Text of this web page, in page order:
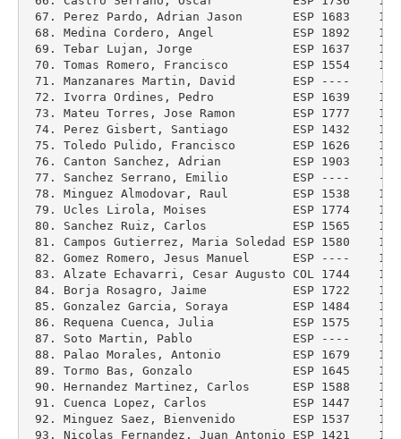
67. Perez Pardo, Adrian Jason       ESP 1683
68. Medina Cordero, Angel           ESP 1892
69. Tebar Lujan, Jorge              ESP 1637
70. Tomas Romero, Francisco         ESP 1554
71. Manzanares Martin, David        ESP ----
72. Ivorra Ordines, Pedro           ESP 1639
73. Mateu Torres, Jose Ramon        ESP 1777
74. Perez Gisbert, Santiago         ESP 1432
75. Toledo Pulido, Francisco        ESP 1626
76. Canton Sanchez, Adrian          ESP 1903
77. Sanchez Serrano, Emilio         ESP ----
78. Minguez Almodovar, Raul         ESP 1538
79. Ucles Lirola, Moises            ESP 1774
80. Sanchez Ruiz, Carlos            ESP 1565
81. Campos Gutierrez, Maria Soledad ESP 1580
82. Gomez Romero, Jesus Manuel      ESP ----
83. Alzate Echavarri, Cesar Augusto COL 1744
84. Borja Rosagro, Jaime            ESP 1722
85. Gonzalez Garcia, Soraya         ESP 1484
86. Requena Cuenca, Julia           ESP 1575
87. Soto Martin, Pablo              ESP ----
88. Palao Morales, Antonio          ESP 1679
89. Tormo Bas, Gonzalo              ESP 1645
90. Hernandez Martinez, Carlos      ESP 1588
91. Cuenca Lopez, Carlos            ESP 1447
92. Minguez Saez, Bienvenido        ESP 1537
93. Nicolas Fernandez, Juan Antonio ESP 1421